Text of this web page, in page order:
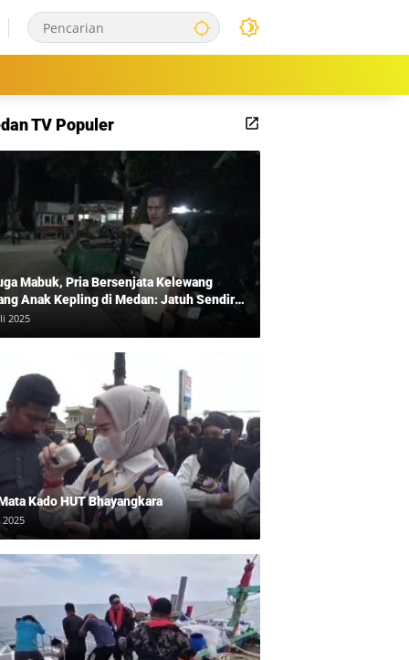
TV Populer
Mabuk, Pria Bersenjata Kelewang
Anak Kepling di Medan: Jatuh Sendiri
Mengamuk
2025
Kado HUT Bhayangkara
2025